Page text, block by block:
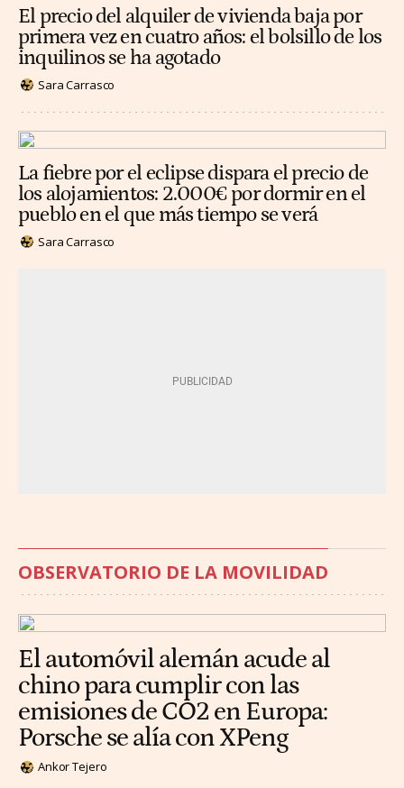
El precio del alquiler de vivienda baja por
primera vez en cuatro años: el bolsillo de los
inquilinos se ha agotado
Sara Carrasco
La fiebre por el eclipse dispara el precio de
los alojamientos: 2.000€ por dormir en el
pueblo en el que más tiempo se verá
Sara Carrasco
OBSERVATORIO DE LA MOVILIDAD
El automóvil alemán acude al
chino para cumplir con las
emisiones de CO2 en Europa:
Porsche se alía con XPeng
Ankor Tejero